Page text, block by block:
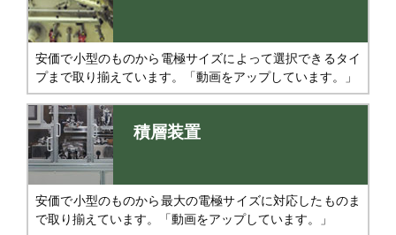
安価で小型のものから電極サイズによって選択できるタイ
プまで取り揃えています。「動画をアップしています。」
積層装置
安価で小型のものから最大の電極サイズに対応したものま
で取り揃えています。「動画をアップしています。」